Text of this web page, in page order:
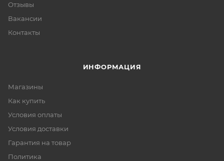
Отзывы
Вакансии
Контакты
ИНФОРМАЦИЯ
Магазины
Как купить
Условия оплаты
Условия доставки
Гарантия на товар
Политика